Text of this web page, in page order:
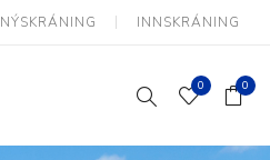
NÝSKRÁNING INNSKRÁNING
0 0